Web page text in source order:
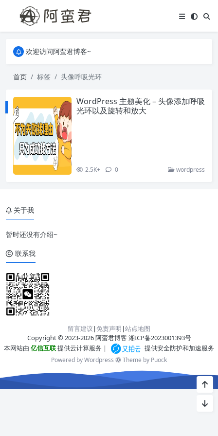
关于本站，有任何疑问都可以评论或留言。
欢迎访问阿蛮君博客~
欢迎访问阿蛮君博客~
首页 标签 头像呼吸光环
WordPress 主题美化 – 头像添加呼吸
光环以及旋转和放大
2.5K+ 0 wordpress
关于我
暂时还没有介绍~
联系我
留言建议 |免责声明 |站点地图
Copyright © 2023-2026 阿蛮君博客 湘ICP备2023001393号
本网站由 亿信互联提供云计算服务 | 提供安全防护和加速服务
Powered by Wordpress Theme by Puock